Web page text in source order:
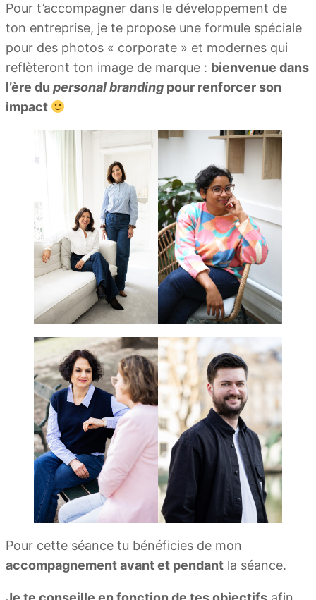
Pour t’accompagner dans le développement de
ton entreprise, je te propose une formule spéciale
pour des photos « corporate » et modernes qui
reflèteront ton image de marque : bienvenue dans
l’ère du personal branding pour renforcer son
impact
Pour cette séance tu bénéficies de mon
accompagnement avant et pendant la séance.